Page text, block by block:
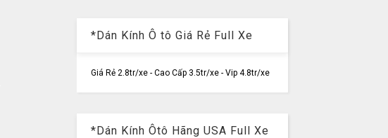
*Dán Kính Ô tô Giá Rẻ Full Xe
Giá Rẻ 2.8tr/xe - Cao Cấp 3.5tr/xe - Vip 4.8tr/xe
*Dán Kính Ôtô Hãng USA Full Xe